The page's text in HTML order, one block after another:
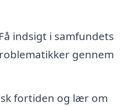
indsigt i samfundets
gennem
fortiden og lær om